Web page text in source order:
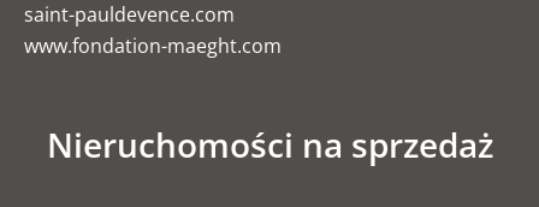
saint-pauldevence.com
www.fondation-maeght.com
Nieruchomości na sprzedaż